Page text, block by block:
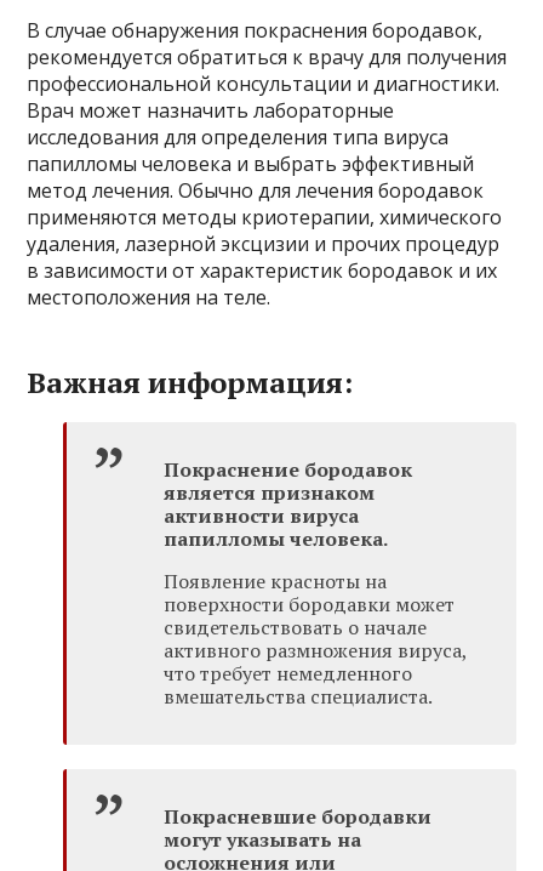
В случае обнаружения покраснения бородавок,
рекомендуется обратиться к врачу для получения
профессиональной консультации и диагностики.
Врач может назначить лабораторные
исследования для определения типа вируса
папилломы человека и выбрать эффективный
метод лечения. Обычно для лечения бородавок
применяются методы криотерапии, химического
удаления, лазерной эксцизии и прочих процедур
в зависимости от характеристик бородавок и их
местоположения на теле.
Важная информация:
Покраснение бородавок
является признаком
активности вируса
папилломы человека.
Появление красноты на
поверхности бородавки может
свидетельствовать о начале
активного размножения вируса,
что требует немедленного
вмешательства специалиста.
Покрасневшие бородавки
могут указывать на
осложнения или